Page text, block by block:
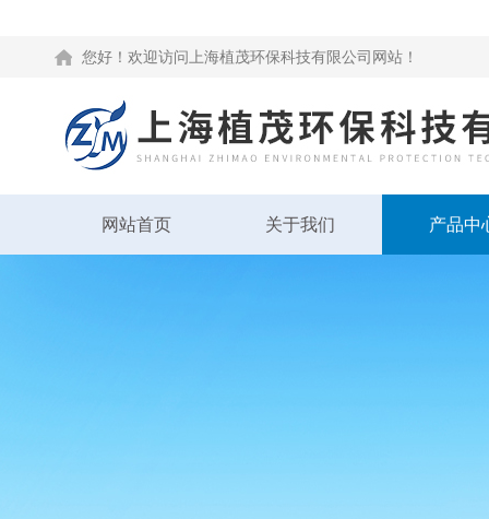
您好！欢迎访问上海植茂环保科技有限公司网站！
网站首页 关于我们 产品中